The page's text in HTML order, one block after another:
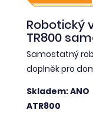
Robotický
TR800
Samostatný
doplněk pro
Skladem: ANO
ATR800